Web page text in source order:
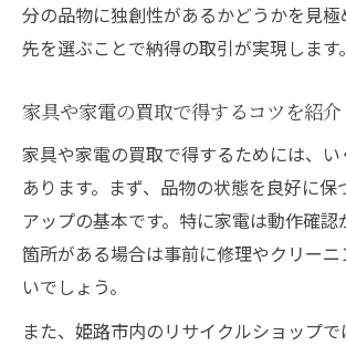
分の品物に独創性があるかどうかを見
先を選ぶことで納得の取引が実現します。
家具や家電の買取で得するコツを紹介
家具や家電の買取で得するためには、
あります。まず、品物の状態を良好に保
アップの基本です。特に家電は動作確認
箇所がある場合は事前に修理やクリー
いでしょう。
また、姫路市内のリサイクルショップ